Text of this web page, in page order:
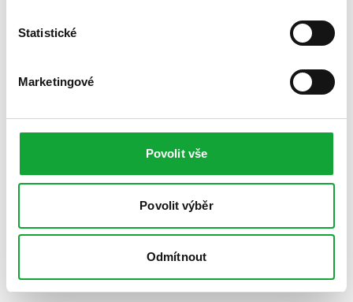
Statistické
Marketingové
Povolit vše
Povolit výběr
Odmítnout